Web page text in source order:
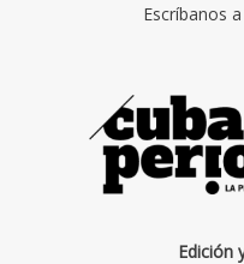
Escríbanos a
Edición